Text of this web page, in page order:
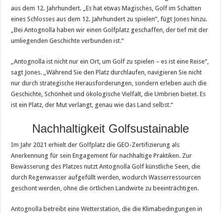
aus dem 12. Jahrhundert. „Es hat etwas Magisches, Golf im Schatten
eines Schlosses aus dem 12. Jahrhundert zu spielen“, fügt Jones hinzu.
„Bei Antognolla haben wir einen Golfplatz geschaffen, der tief mit der
umliegenden Geschichte verbunden ist.“
„Antognolla ist nicht nur ein Ort, um Golf zu spielen – es ist eine Reise“,
sagt Jones. „Während Sie den Platz durchlaufen, navigieren Sie nicht
nur durch strategische Herausforderungen, sondern erleben auch die
Geschichte, Schönheit und ökologische Vielfalt, die Umbrien bietet. Es
ist ein Platz, der Mut verlangt, genau wie das Land selbst.“
Nachhaltigkeit Golfsustainable
Im Jahr 2021 erhielt der Golfplatz die GEO-Zertifizierung als
Anerkennung für sein Engagement für nachhaltige Praktiken. Zur
Bewässerung des Platzes nutzt Antognolla Golf künstliche Seen, die
durch Regenwasser aufgefüllt werden, wodurch Wasserressourcen
geschont werden, ohne die örtlichen Landwirte zu beeinträchtigen.
Antognolla betreibt eine Wetterstation, die die Klimabedingungen in